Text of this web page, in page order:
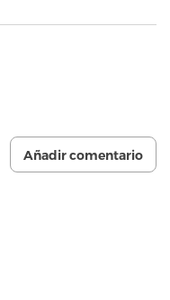
Añadir comentario